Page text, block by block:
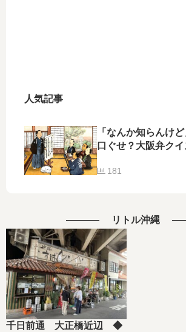
人気記事
「なんか知らんけ
口ぐせ？大阪弁ク
181
リトル沖縄
千日前通 大正橋近辺 ◆